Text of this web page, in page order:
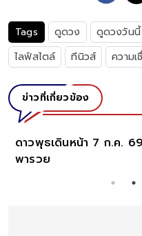
Tags ดูดวง ดูดวงวันนี้
ไลฟ์สไตล์
ทีนิวส์ ความเ
ข่าวที่เกี่ยวข้อง
ดาวพุธเดินหน้า 7 ก.ค.
พารวย